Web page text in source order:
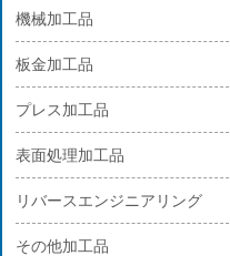
機械加工品
板金加工品
プレス加工品
表面処理加工品
リバースエンジニアリング
その他加工品